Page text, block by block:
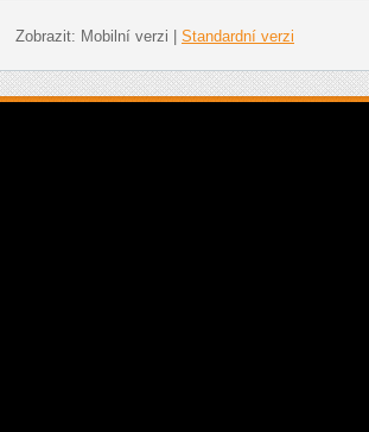
Zobrazit: Mobilní verzi | Standardní verzi